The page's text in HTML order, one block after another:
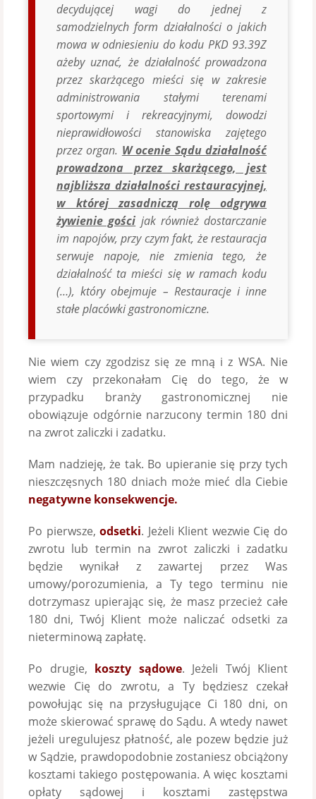
decydującej wagi do jednej z
samodzielnych form działalności o jakich
mowa w odniesieniu do kodu PKD 93.39Z
ażeby uznać, że działalność prowadzona
przez skarżącego mieści się w zakresie
administrowania stałymi terenami
sportowymi i rekreacyjnymi, dowodzi
nieprawidłowości stanowiska zajętego
przez organ. W ocenie Sądu działalność
prowadzona przez skarżącego, jest
najbliższa działalności restauracyjnej,
w której zasadniczą rolę odgrywa
żywienie gości jak również dostarczanie
im napojów, przy czym fakt, że restauracja
serwuje napoje, nie zmienia tego, że
działalność ta mieści się w ramach kodu
(…), który obejmuje – Restauracje i inne
stałe placówki gastronomiczne.
Nie wiem czy zgodzisz się ze mną i z WSA. Nie
wiem czy przekonałam Cię do tego, że w
przypadku branży gastronomicznej nie
obowiązuje odgórnie narzucony termin 180 dni
na zwrot zaliczki i zadatku.
Mam nadzieję, że tak. Bo upieranie się przy tych
nieszczęsnych 180 dniach może mieć dla Ciebie
negatywne konsekwencje.
Po pierwsze,odsetki. Jeżeli Klient wezwie Cię do
zwrotu lub termin na zwrot zaliczki i zadatku
będzie wynikał z zawartej przez Was
umowy/porozumienia, a Ty tego terminu nie
dotrzymasz upierając się, że masz przecież całe
180 dni, Twój Klient może naliczać odsetki za
nieterminową zapłatę.
Po drugie, koszty sądowe. Jeżeli Twój Klient
wezwie Cię do zwrotu, a Ty będziesz czekał
powołując się na przysługujące Ci 180 dni, on
może skierować sprawę do Sądu. A wtedy nawet
jeżeli uregulujesz płatność, ale pozew będzie już
w Sądzie, prawdopodobnie zostaniesz obciążony
kosztami takiego postępowania. A więc kosztami
opłaty sądowej i kosztami zastępstwa